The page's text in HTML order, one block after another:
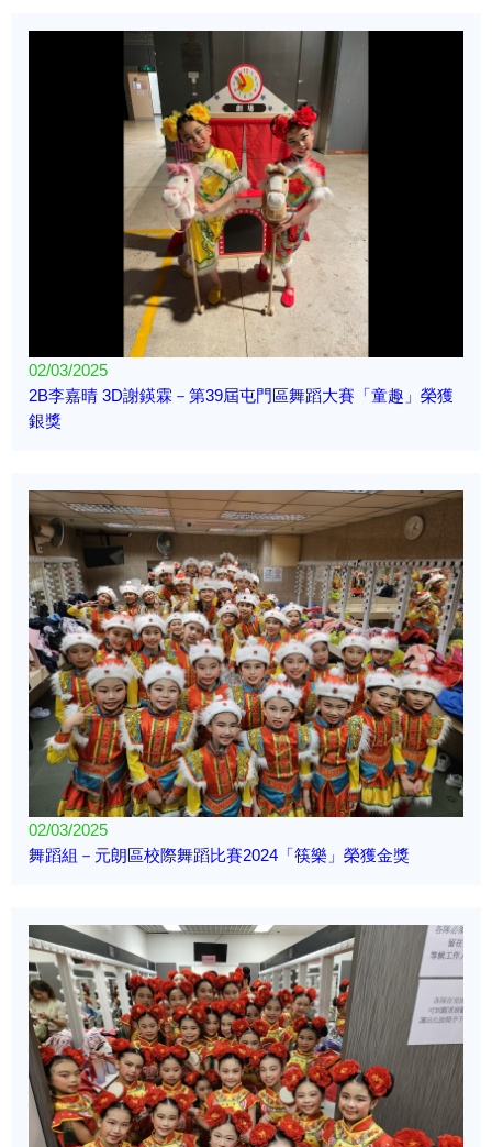
02/03/2025
2B李嘉晴 3D謝鍈霖－第39屆屯門區舞蹈大賽「童趣」榮獲
銀獎
02/03/2025
舞蹈組－元朗區校際舞蹈比賽2024「筷樂」榮獲金獎